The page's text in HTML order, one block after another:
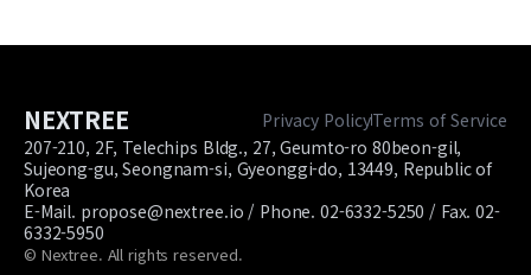
NEXTREE Privacy PolicyTerms of Service
207-210, 2F, Telechips Bldg., 27, Geumto-ro 80beon-gil,
Sujeong-gu, Seongnam-si, Gyeonggi-do, 13449, Republic of
Korea
E-Mail. propose@nextree.io / Phone. 02-6332-5250 / Fax. 02-
6332-5950
© Nextree. All rights reserved.